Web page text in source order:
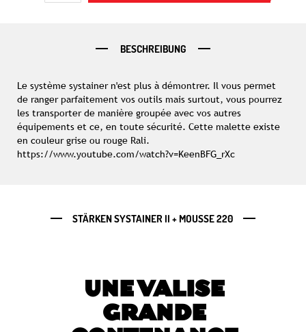
BESCHREIBUNG
Le système systainer n'est plus à démontrer. Il vous permet
de ranger parfaitement vos outils mais surtout, vous pourrez
les transporter de manière groupée avec vos autres
équipements et ce, en toute sécurité. Cette malette existe
en couleur grise ou rouge Rali.
https://www.youtube.com/watch?v=KeenBFG_rXc
STÄRKEN SYSTAINER II + MOUSSE 220
UNE VALISE
GRANDE